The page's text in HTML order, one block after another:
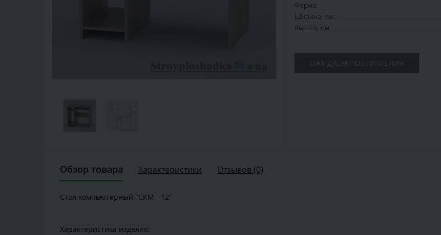
Форма:
Ширина, мм:
Высота, мм:
ОЖИДАЕМ ПОСТУПЛЕНИЯ
Обзор товара Характеристики Отзывов (0)
Стол компьютерный "СКМ - 12"
Характеристика изделия: